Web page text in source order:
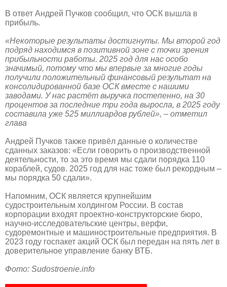
В ответ Андрей Пучков сообщил, что ОСК вышла в
прибыль.
«Некоторые результаты достигнуты. Мы второй год
подряд находимся в позитивной зоне с точки зрения
прибыльности работы. 2025 год для нас особо
значимый, потому что мы впервые за многие годы
получили положительный финансовый результат на
консолидированной базе ОСК вместе с нашими
заводами. У нас растёт выручка постепенно, на 30
процентов за последние три года выросла, в 2025 году
составила уже 525 миллиардов рублей», – отметил
глава
Андрей Пучков также привёл данные о количестве
сданных заказов: «Если говорить о производственной
деятельности, то за это время мы сдали порядка 110
кораблей, судов. 2025 год для нас тоже был рекордным –
мы порядка 50 сдали».
Напомним, ОСК является крупнейшим
судостроительным холдингом России. В состав
корпорации входят проектно-конструкторские бюро,
научно-исследовательские центры, верфи,
судоремонтные и машиностроительные предприятия. В
2023 году госпакет акций ОСК был передан на пять лет в
доверительное управление банку ВТБ.
Фото: Sudostroenie.info